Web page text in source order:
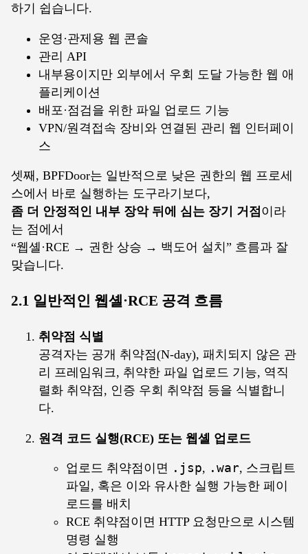
하기 쉽습니다.
운영·관제용 웹 콘솔
관리 API
내부용이지만 외부에서 우회 도달 가능한 웹 애
플리케이션
배포·점검을 위한 파일 업로드 기능
VPN/원격접속 장비와 연결된 관리 웹 인터페이
스
셋째, BPFDoor는 일반적으로 낮은 권한의 웹 프로세
스에서 바로 실행하는 도구라기보다,
좀 더 안정적인 내부 장악 뒤에 심는 장기 거점이라
는 점에서
“웹셸·RCE → 권한 상승 → 백도어 설치” 흐름과 잘
맞습니다.
2.1 일반적인 웹셸·RCE 공격 흐름
취약점 식별
공격자는 공개 취약점(N-day), 패치되지 않은 관
리 프레임워크, 취약한 파일 업로드 기능, 역직
렬화 취약점, 인증 우회 취약점 등을 식별합니
다.
원격 코드 실행(RCE) 또는 웹셸 업로드
업로드 취약점이면 .jsp, .war, 스크립트
파일, 혹은 이와 유사한 실행 가능한 페이
로드를 배치
RCE 취약점이면 HTTP 요청만으로 시스템
명령 실행